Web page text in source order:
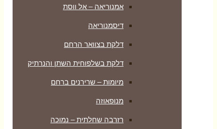
אמנוריאה – אל ווסת
דיסמנוריאה
דלקת בצוואר הרחם
דלקת בשלפוחית השתן והנרתיק
מיומות – שרירנים ברחם
מנופאוזה
רזרבה שחלתית – נמוכה